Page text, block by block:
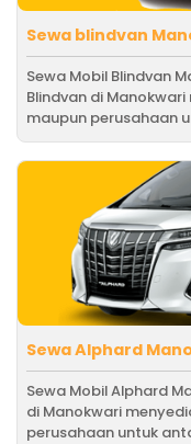
Sewa blindvan
Sewa Mobil Blindvan
Blindvan di
maupun perusahaan
Sewa Alphard
Sewa Mobil Alphard
di Manokwari
perusahaan untuk